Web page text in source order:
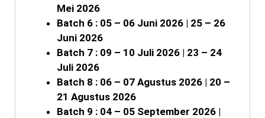
Mei 2026
Batch 6 : 05 – 06 Juni 2026 | 25 – 26
Juni 2026
Batch 7 : 09 – 10 Juli 2026 | 23 – 24
Juli 2026
Batch 8 : 06 – 07 Agustus 2026 | 20 –
21 Agustus 2026
Batch 9 : 04 – 05 September 2026 |